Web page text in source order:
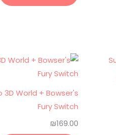
3D World + Bowser's
Fury Switch
₪169.00